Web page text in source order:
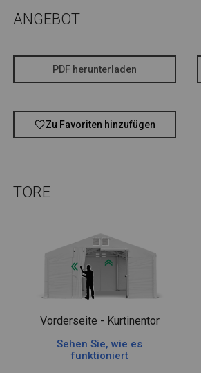
ANGEBOT
PDF herunterladen
Zu Favoriten hinzufügen
TORE
Vorderseite - Kurtinentor
Sehen Sie, wie es
funktioniert